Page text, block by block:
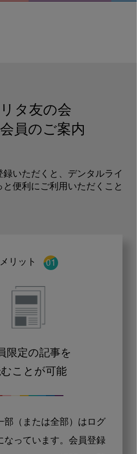
タ友の会
員のご案内
いただくと、デンタルライ
と便利にご利用いただくこと
メリット
限定の記事を
ことが可能
部（または全部）はログ
なっています。会員登録